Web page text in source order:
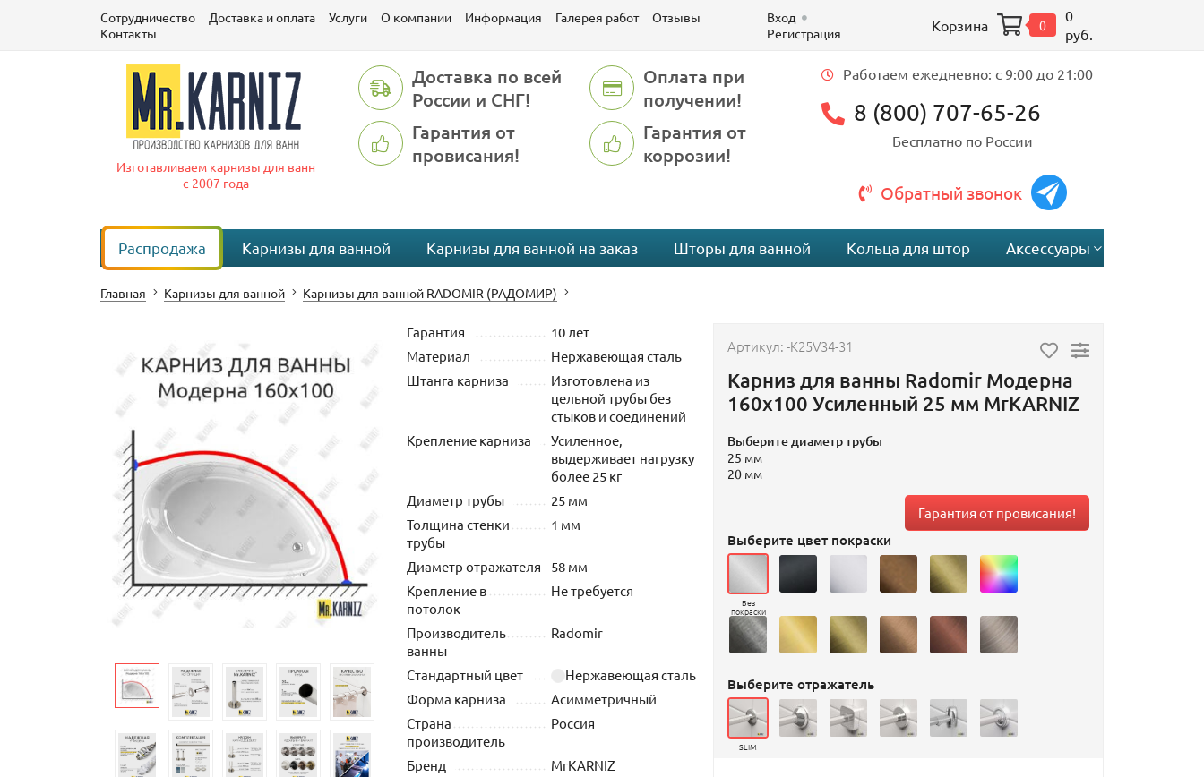
Сотрудничество Доставка и оплата Услуги О компании Информация Галерея работ
Отзывы
Контакты
Вход
Регистрация
Корзина 0
0
руб.
Изготавливаем карнизы для ванн
с 2007 года
Доставка по всей
России и СНГ!
Оплата при
получении!
Гарантия от
провисания!
Гарантия от
коррозии!
Работаем ежедневно: c 9:00 до 21:00
8 (800) 707-65-26
Бесплатно по России
Обратный звонок
Распродажа Карнизы для ванной Карнизы для ванной на заказ Шторы для ванной Кольца для штор Аксессуары
Главная Карнизы для ванной Карнизы для ванной RADOMIR (РАДОМИР)
Гарантия
10 лет
Материал
Нержавеющая сталь
Штанга карниза
Изготовлена из
цельной трубы без
стыков и соединений
Крепление карниза
Усиленное,
выдерживает нагрузку
более 25 кг
Диаметр трубы
25 мм
Толщина стенки
трубы
1 мм
Диаметр отражателя
58 мм
Крепление в
потолок
Не требуется
Производитель
ванны
Radomir
Стандартный цвет
Нержавеющая сталь
Форма карниза
Асимметричный
Страна
производитель
Россия
Бренд
MrKARNIZ
Артикул:-K25V34-31
Карниз для ванны Radomir Модерна
160х100 Усиленный 25 мм MrKARNIZ
Выберите диаметр трубы
25 мм
20 мм
Гарантия от провисания!
Выберите цвет покраски
Без
покраски
Выберите отражатель
SLIM